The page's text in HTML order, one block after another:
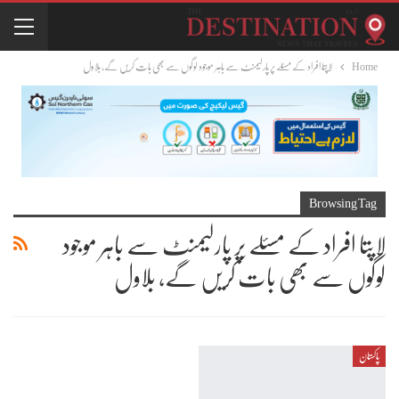
Home لاپتا افراد کے مسئلے پر پارلیمنٹ سے باہر موجود لوگوں سے بھی بات کریں گے، بلاول
Browsing Tag
لاپتا افراد کے مسئلے پر پارلیمنٹ سے باہر موجود
لوگوں سے بھی بات کریں گے، بلاول
پاکستان